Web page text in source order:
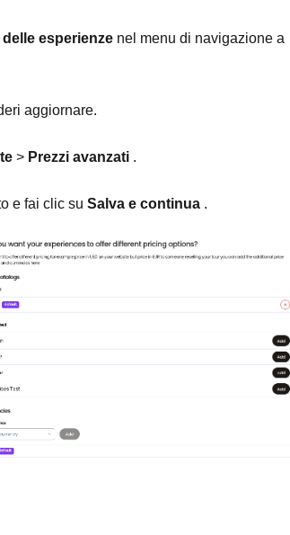
esperienze nel menu di navigazione a
aggiornare.
> Prezzi avanzati .
e fai clic su Salva e continua .